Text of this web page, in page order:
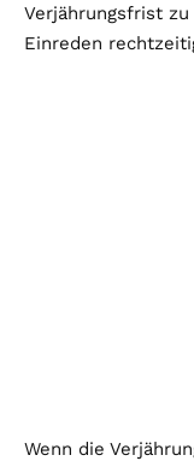
Verjährungsfrist
Einreden
Wenn die